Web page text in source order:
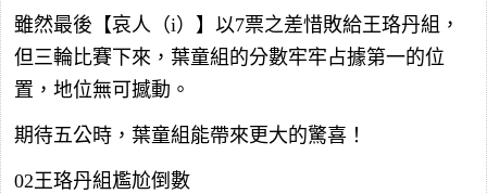
雖然最後【哀人（i）】以7票之差惜敗給王珞丹組，
但三輪比賽下來，葉童組的分數牢牢占據第一的位
置，地位無可撼動。
期待五公時，葉童組能帶來更大的驚喜！
02王珞丹組尷尬倒數